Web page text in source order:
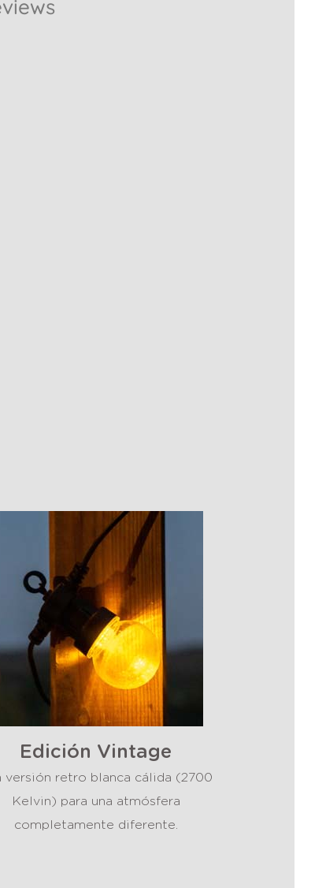
Edición Vintage
versión retro blanca cálida (2700
Kelvin) para una atmósfera
completamente diferente.